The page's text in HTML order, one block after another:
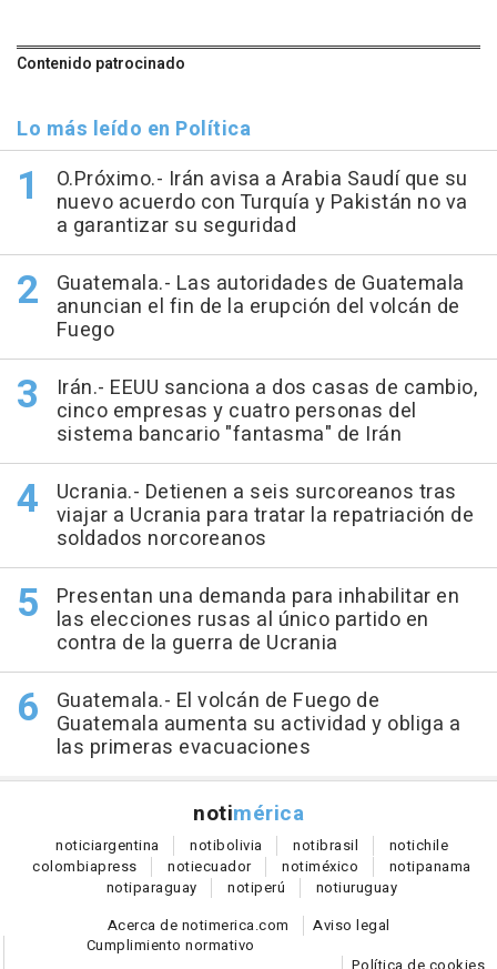
Contenido patrocinado
Lo más leído en Política
O.Próximo.- Irán avisa a Arabia Saudí que su
nuevo acuerdo con Turquía y Pakistán no va
a garantizar su seguridad
Guatemala.- Las autoridades de Guatemala
anuncian el fin de la erupción del volcán de
Fuego
Irán.- EEUU sanciona a dos casas de cambio,
cinco empresas y cuatro personas del
sistema bancario "fantasma" de Irán
Ucrania.- Detienen a seis surcoreanos tras
viajar a Ucrania para tratar la repatriación de
soldados norcoreanos
Presentan una demanda para inhabilitar en
las elecciones rusas al único partido en
contra de la guerra de Ucrania
Guatemala.- El volcán de Fuego de
Guatemala aumenta su actividad y obliga a
las primeras evacuaciones
notimérica
noticiargentina notibolivia notibrasil notichile
colombiapress notiecuador notiméxico notipanama
notiparaguay notiperú notiuruguay
Acerca de notimerica.com
Aviso legal
Cumplimiento normativo